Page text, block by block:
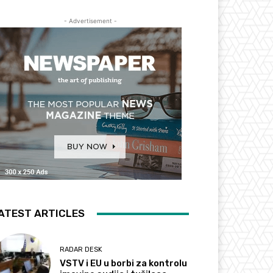
- Advertisement -
ARTICLES
RADAR DESK
VSTV i EU u borbi za kontrolu